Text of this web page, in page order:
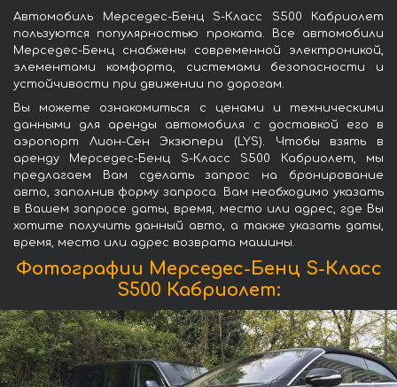
Автомобиль Мерседес-Бенц S-Класс S500 Кабриолет
пользуются популярностью проката. Все автомобили
Мерседес-Бенц снабжены современной электроникой,
элементами комфорта, системами безопасности и
устойчивости при движении по дорогам.
Вы можете ознакомиться с ценами и техническими
данными для аренды автомобиля с доставкой его в
аэропорт Лион-Сен Экзюпери (LYS). Чтобы взять в
аренду Мерседес-Бенц S-Класс S500 Кабриолет, мы
предлагаем Вам сделать запрос на бронирование
авто, заполнив форму запроса. Вам необходимо указать
в Вашем запросе даты, время, место или адрес, где Вы
хотите получить данный авто, а также указать даты,
время, место или адрес возврата машины.
Фотографии Мерседес-Бенц S-Класс
S500 Кабриолет: